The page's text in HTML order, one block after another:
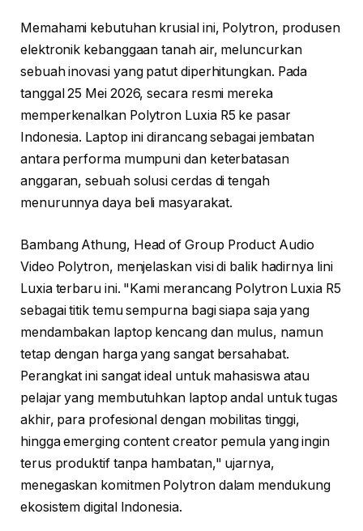
Memahami kebutuhan krusial ini, Polytron, produsen
elektronik kebanggaan tanah air, meluncurkan
sebuah inovasi yang patut diperhitungkan. Pada
tanggal 25 Mei 2026, secara resmi mereka
memperkenalkan Polytron Luxia R5 ke pasar
Indonesia. Laptop ini dirancang sebagai jembatan
antara performa mumpuni dan keterbatasan
anggaran, sebuah solusi cerdas di tengah
menurunnya daya beli masyarakat.
Bambang Athung, Head of Group Product Audio
Video Polytron, menjelaskan visi di balik hadirnya lini
Luxia terbaru ini. "Kami merancang Polytron Luxia R5
sebagai titik temu sempurna bagi siapa saja yang
mendambakan laptop kencang dan mulus, namun
tetap dengan harga yang sangat bersahabat.
Perangkat ini sangat ideal untuk mahasiswa atau
pelajar yang membutuhkan laptop andal untuk tugas
akhir, para profesional dengan mobilitas tinggi,
hingga emerging content creator pemula yang ingin
terus produktif tanpa hambatan," ujarnya,
menegaskan komitmen Polytron dalam mendukung
ekosistem digital Indonesia.